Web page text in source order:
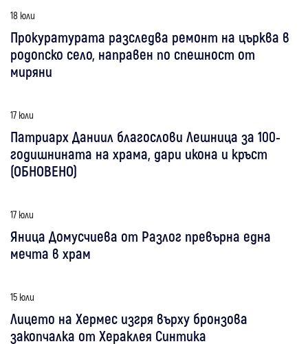
18 юли
Прокуратурата разследва ремонт на църква в
родопско село, направен по спешност от
миряни
17 юли
Патриарх Даниил благослови Лешница за 100-
годишнината на храма, дари икона и кръст
(ОБНОВЕНО)
17 юли
Яница Домусчиева от Разлог превърна една
мечта в храм
15 юли
Лицето на Хермес изгря върху бронзова
закопчалка от Хераклея Синтика